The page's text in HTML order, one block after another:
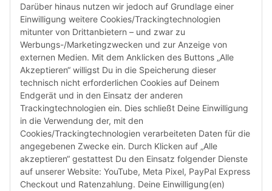
Darüber hinaus nutzen wir jedoch auf Grundlage einer
Einwilligung weitere Cookies/Trackingtechnologien
mitunter von Drittanbietern – und zwar zu
Werbungs-/Marketingzwecken und zur Anzeige von
externen Medien. Mit dem Anklicken des Buttons „Alle
Akzeptieren“ willigst Du in die Speicherung dieser
technisch nicht erforderlichen Cookies auf Deinem
Endgerät und in den Einsatz der anderen
Trackingtechnologien ein. Dies schließt Deine Einwilligung
in die Verwendung der, mit den
Cookies/Trackingtechnologien verarbeiteten Daten für die
angegebenen Zwecke ein. Durch Klicken auf „Alle
akzeptieren“ gestattest Du den Einsatz folgender Dienste
auf unserer Website: YouTube, Meta Pixel, PayPal Express
Checkout und Ratenzahlung. Deine Einwilligung(en)
Susannenstraße 21a, DE-20357 Hamburg
Tel: +49 (0)40 432 76 990
Email:shop@audiolith.net
Servicezeiten (Mo.-Fr.) 11:00 - 15:00 Uhr
Bitte habe Verständnis dafür, dass Du uns ausschließlich zu
den oben genannten Geschäftszeiten telefonisch
kontaktieren kannst.
facebookyoutubeinstagram
tiktok